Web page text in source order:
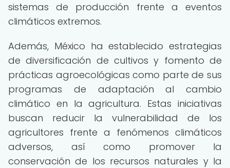
sistemas de producción frente a eventos
climáticos extremos.
Además, México ha establecido estrategias
de diversificación de cultivos y fomento de
prácticas agroecológicas como parte de sus
programas de adaptación al cambio
climático en la agricultura. Estas iniciativas
buscan reducir la vulnerabilidad de los
agricultores frente a fenómenos climáticos
adversos, así como promover la
conservación de los recursos naturales y la